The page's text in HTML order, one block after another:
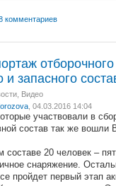
комментариев
и запасного
Видео
, 04.03.2016 14:04
участвовали в
состав так же вошли
составе 20 человек –
снаряжение.
пройдет первый этап